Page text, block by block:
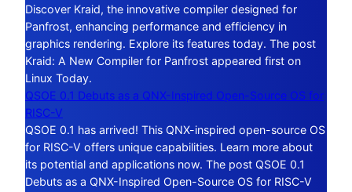
Discover Kraid, the innovative compiler designed for
Panfrost, enhancing performance and efficiency in
graphics rendering. Explore its features today. The post
Kraid: A New Compiler for Panfrost appeared first on
Linux Today.
QSOE 0.1 Debuts as a QNX-Inspired Open-Source OS for
RISC-V
QSOE 0.1 has arrived! This QNX-inspired open-source OS
for RISC-V offers unique capabilities. Learn more about
its potential and applications now. The post QSOE 0.1
Debuts as a QNX-Inspired Open-Source OS for RISC-V